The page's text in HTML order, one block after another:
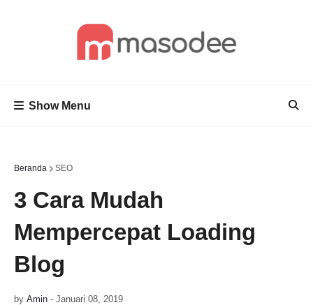
Show Menu
Beranda SEO
3 Cara Mudah
Mempercepat Loading
Blog
by Amin - Januari 08, 2019